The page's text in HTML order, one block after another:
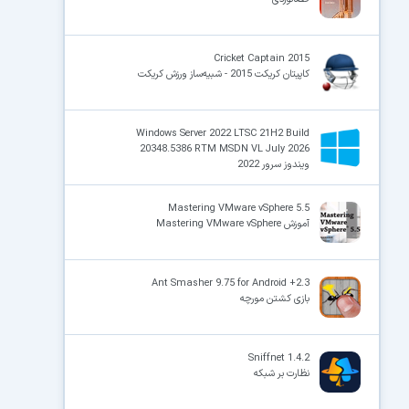
Cricket Captain 2015
کاپیتان کریکت 2015 - شبیه‌ساز ورزش کریکت
Windows Server 2022 LTSC 21H2 Build
20348.5386 RTM MSDN VL July 2026
ویندوز سرور 2022
Mastering VMware vSphere 5.5
آموزش Mastering VMware vSphere
Ant Smasher 9.75 for Android +2.3
بازی کشتن مورچه
Sniffnet 1.4.2
نظارت بر شبکه